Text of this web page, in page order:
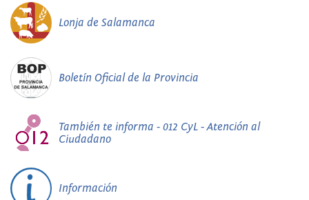
Lonja de Salamanca
Boletín Oficial de la Provincia
También te informa - 012 CyL - Atención al
Ciudadano
Información